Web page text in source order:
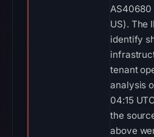
AS40680
US). The
identify
tenant
analysis
04:15
the
above